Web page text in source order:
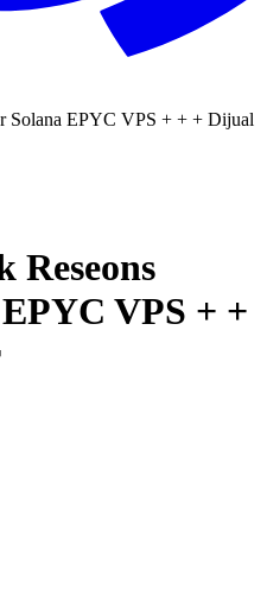
Solana EPYC VPS + + + Dijual
Reseons
VPS + +